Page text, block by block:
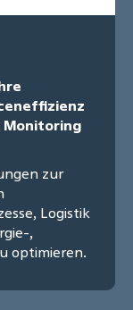
Monitoring
zur
Logistik
,
optimieren.